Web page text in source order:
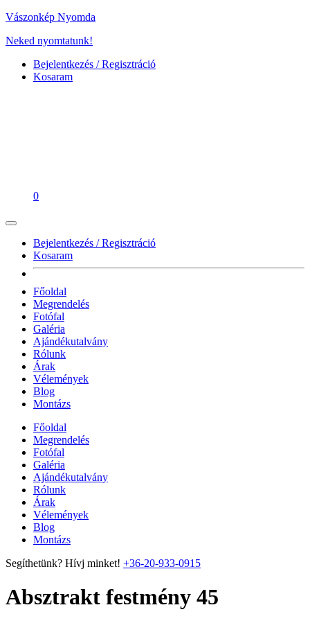
Vászonkép Nyomda
Neked nyomtatunk!
Bejelentkezés / Regisztráció
Kosaram
0
Bejelentkezés / Regisztráció
Kosaram
Főoldal
Megrendelés
Fotófal
Galéria
Ajándékutalvány
Rólunk
Árak
Vélemények
Blog
Montázs
Főoldal
Megrendelés
Fotófal
Galéria
Ajándékutalvány
Rólunk
Árak
Vélemények
Blog
Montázs
Segíthetünk? Hívj minket! +36-20-933-0915
Absztrakt festmény 45